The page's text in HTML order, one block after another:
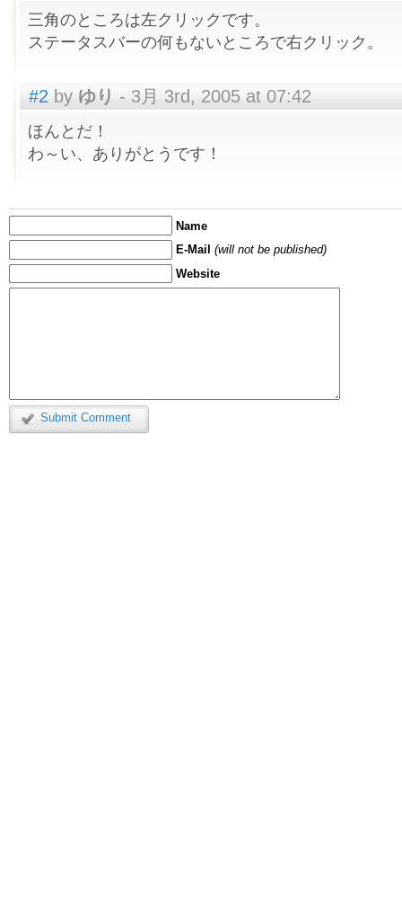
三角のところは左クリックです。
ステータスバーの何もないところで右クリック。
#2 by ゆり - 3月 3rd, 2005 at 07:42
ほんとだ！
わ～い、ありがとうです！
Name
E-Mail(will not be published)
Website
Submit Comment